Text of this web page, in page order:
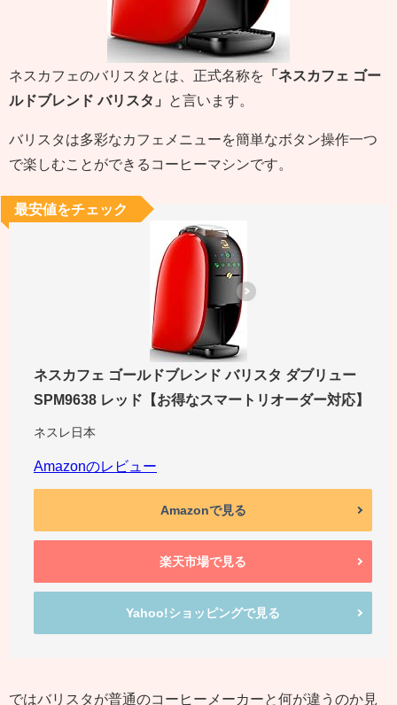
ネスカフェのバリスタとは、正式名称を 「ネスカフェ ゴー
ルドブレンド バリスタ」
と言います。
バリスタは多彩なカフェメニューを簡単なボタン操作一つ
で楽しむことができるコーヒーマシンです。
ネスカフェ ゴールドブレンド バリスタ ダブリュー
SPM9638 レッド【お得なスマートリオーダー対応】
ネスレ日本
Amazonのレビュー
Amazonで見る
楽天市場で見る
Yahoo!ショッピングで見る
最安値をチェック
ではバリスタが普通のコーヒーメーカーと何が違うのか見